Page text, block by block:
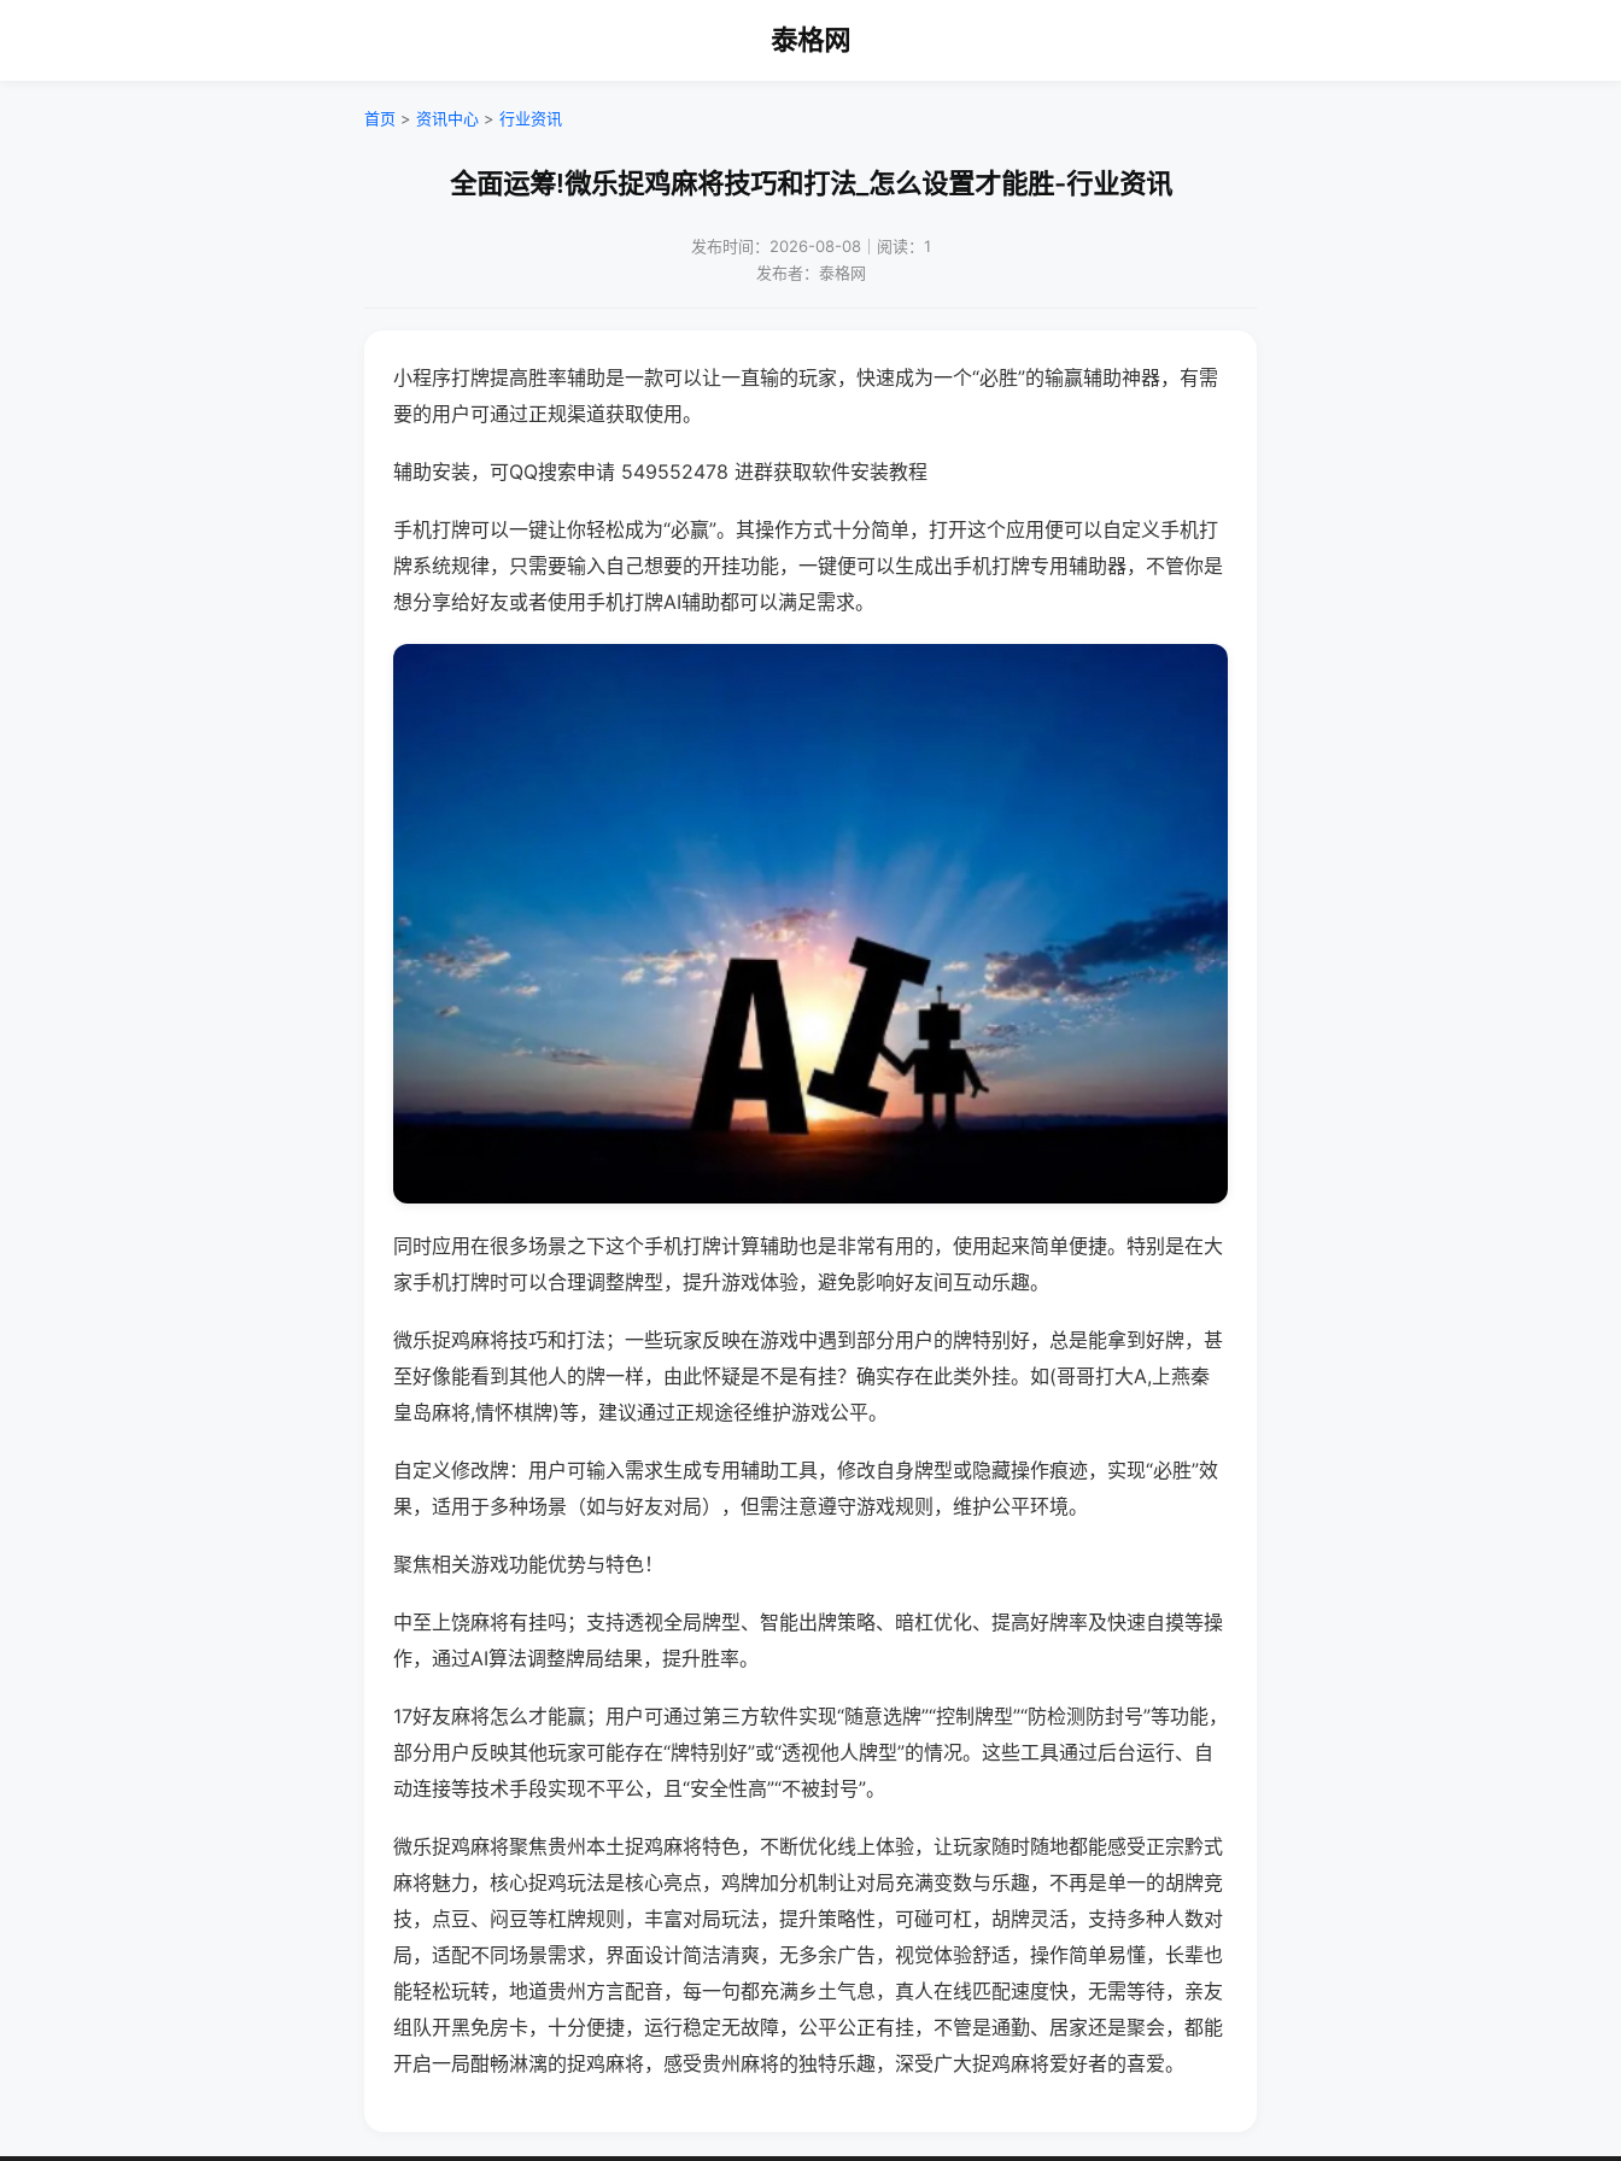
泰格网
首页 > 资讯中心 > 行业资讯
全面运筹!微乐捉鸡麻将技巧和打法_怎么设置才能胜-行业资讯
发布时间：2026-08-08｜阅读：1
发布者：泰格网
小程序打牌提高胜率辅助是一款可以让一直输的玩家，快速成为一个“必胜”的输赢辅助神器，有需
要的用户可通过正规渠道获取使用。
辅助安装，可QQ搜索申请 549552478 进群获取软件安装教程
手机打牌可以一键让你轻松成为“必赢”。其操作方式十分简单，打开这个应用便可以自定义手机打
牌系统规律，只需要输入自己想要的开挂功能，一键便可以生成出手机打牌专用辅助器，不管你是
想分享给好友或者使用手机打牌AI辅助都可以满足需求。
同时应用在很多场景之下这个手机打牌计算辅助也是非常有用的，使用起来简单便捷。特别是在大
家手机打牌时可以合理调整牌型，提升游戏体验，避免影响好友间互动乐趣。
微乐捉鸡麻将技巧和打法；一些玩家反映在游戏中遇到部分用户的牌特别好，总是能拿到好牌，甚
至好像能看到其他人的牌一样，由此怀疑是不是有挂？确实存在此类外挂。如(哥哥打大A,上燕秦
皇岛麻将,情怀棋牌)等，建议通过正规途径维护游戏公平。
自定义修改牌：用户可输入需求生成专用辅助工具，修改自身牌型或隐藏操作痕迹，实现“必胜”效
果，适用于多种场景（如与好友对局），但需注意遵守游戏规则，维护公平环境。
聚焦相关游戏功能优势与特色！
中至上饶麻将有挂吗；支持透视全局牌型、智能出牌策略、暗杠优化、提高好牌率及快速自摸等操
作，通过AI算法调整牌局结果，提升胜率。
17好友麻将怎么才能赢；用户可通过第三方软件实现“随意选牌”“控制牌型”“防检测防封号”等功能，
部分用户反映其他玩家可能存在“牌特别好”或“透视他人牌型”的情况。这些工具通过后台运行、自
动连接等技术手段实现不平公，且“安全性高”“不被封号”。
微乐捉鸡麻将聚焦贵州本土捉鸡麻将特色，不断优化线上体验，让玩家随时随地都能感受正宗黔式
麻将魅力，核心捉鸡玩法是核心亮点，鸡牌加分机制让对局充满变数与乐趣，不再是单一的胡牌竞
技，点豆、闷豆等杠牌规则，丰富对局玩法，提升策略性，可碰可杠，胡牌灵活，支持多种人数对
局，适配不同场景需求，界面设计简洁清爽，无多余广告，视觉体验舒适，操作简单易懂，长辈也
能轻松玩转，地道贵州方言配音，每一句都充满乡土气息，真人在线匹配速度快，无需等待，亲友
组队开黑免房卡，十分便捷，运行稳定无故障，公平公正有挂，不管是通勤、居家还是聚会，都能
开启一局酣畅淋漓的捉鸡麻将，感受贵州麻将的独特乐趣，深受广大捉鸡麻将爱好者的喜爱。